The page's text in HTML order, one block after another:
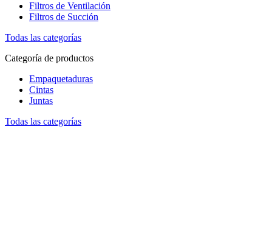
Filtros de Ventilación
Filtros de Succión
Todas las categorías
Categoría de productos
Empaquetaduras
Cintas
Juntas
Todas las categorías